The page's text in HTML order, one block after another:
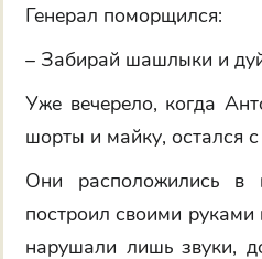
Генерал поморщился:
– Забирай шашлыки и
Уже вечерело, когда
шорты и майку, остался
Они расположились в
построил своими
нарушали лишь звуки,